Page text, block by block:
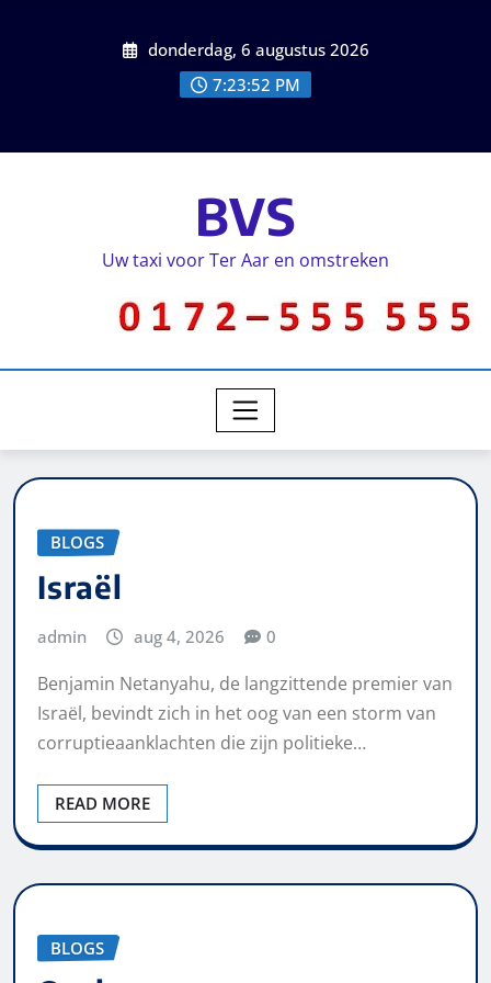
donderdag, 6 augustus 2026
7:23:52 PM
BVS
Uw taxi voor Ter Aar en omstreken
BLOGS
Israël
admin aug 4, 2026 0
Benjamin Netanyahu, de langzittende premier van
Israël, bevindt zich in het oog van een storm van
corruptieaanklachten die zijn politieke…
READ MORE
BLOGS